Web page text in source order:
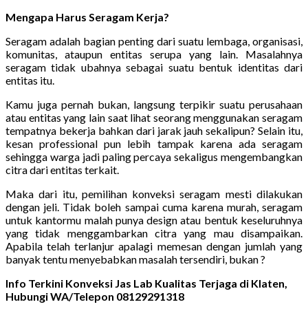
Mengapa Harus Seragam Kerja?
Seragam adalah bagian penting dari suatu lembaga, organisasi,
komunitas, ataupun entitas serupa yang lain. Masalahnya
seragam tidak ubahnya sebagai suatu bentuk identitas dari
entitas itu.
Kamu juga pernah bukan, langsung terpikir suatu perusahaan
atau entitas yang lain saat lihat seorang menggunakan seragam
tempatnya bekerja bahkan dari jarak jauh sekalipun? Selain itu,
kesan professional pun lebih tampak karena ada seragam
sehingga warga jadi paling percaya sekaligus mengembangkan
citra dari entitas terkait.
Maka dari itu, pemilihan konveksi seragam mesti dilakukan
dengan jeli. Tidak boleh sampai cuma karena murah, seragam
untuk kantormu malah punya design atau bentuk keseluruhnya
yang tidak menggambarkan citra yang mau disampaikan.
Apabila telah terlanjur apalagi memesan dengan jumlah yang
banyak tentu menyebabkan masalah tersendiri, bukan ?
Info Terkini Konveksi Jas Lab Kualitas Terjaga di Klaten,
Hubungi WA/Telepon 08129291318